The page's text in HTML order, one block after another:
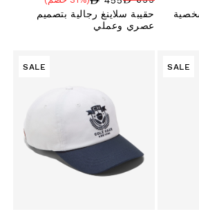
السعر العادي
سعر البيع
نسبة الخصم
حقيبة سلاينغ رجالية بتصميم
عصري وعملي
SALE
SALE